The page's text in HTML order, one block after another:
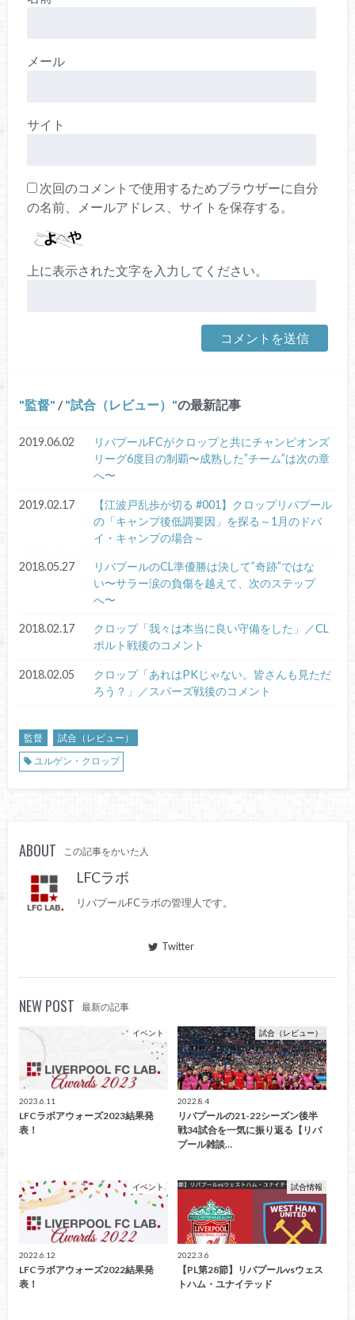
メール
サイト
次回のコメントで使用するためブラウザーに自分
の名前、メールアドレス、サイトを保存する。
上に表示された文字を入力してください。
監督 / 試合（レビュー） の最新記事
2019.06.02
リバプールFCがクロップと共にチャンピオンズ
リーグ6度目の制覇〜成熟した”チーム”は次の章
へ〜
2019.02.17
【江波戸乱歩が切る #001】クロップリバプール
の「キャンプ後低調要因」を探る～1月のドバ
イ・キャンプの場合～
2018.05.27
リバプールのCL準優勝は決して”奇跡”ではな
い〜サラー涙の負傷を越えて、次のステップ
へ〜
2018.02.17
クロップ「我々は本当に良い守備をした」／CL
ポルト戦後のコメント
2018.02.05
クロップ「あれはPKじゃない。皆さんも見ただ
ろう？」／スパーズ戦後のコメント
監督
試合（レビュー）
ユルゲン・クロップ
ABOUT この記事をかいた人
LFCラボ
リバプールFCラボの管理人です。
Twitter
NEW POST 最新の記事
イベント
2023.6.11
LFCラボアウォーズ2023結果発
表！
試合（レビュー）
2022.8.4
リバプールの21-22シーズン後半
戦34試合を一気に振り返る【リバ
プール雑談…
イベント
2022.6.12
LFCラボアウォーズ2022結果発
表！
試合情報
2022.3.6
【PL第28節】リバプールvsウェス
トハム・ユナイテッド